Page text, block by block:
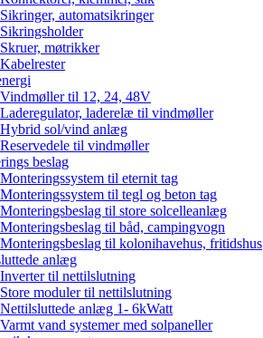
Sikringer, automatsikringer
Sikringsholder
Skruer, møtrikker
Kabelrester
Vindmøller til 12, 24, 48V
Laderegulator, laderelæ til vindmøller
Hybrid sol/vind anlæg
Reservedele til vindmøller
beslag
Monteringssystem til eternit tag
Monteringssystem til tegl og beton tag
Monteringsbeslag til store solcelleanlæg
Monteringsbeslag til båd, campingvogn
Monteringsbeslag til kolonihavehus, fritidshus
anlæg
Inverter til nettilslutning
Store moduler til nettilslutning
Nettilsluttede anlæg 1- 6kWatt
Varmt vand systemer med solpaneller